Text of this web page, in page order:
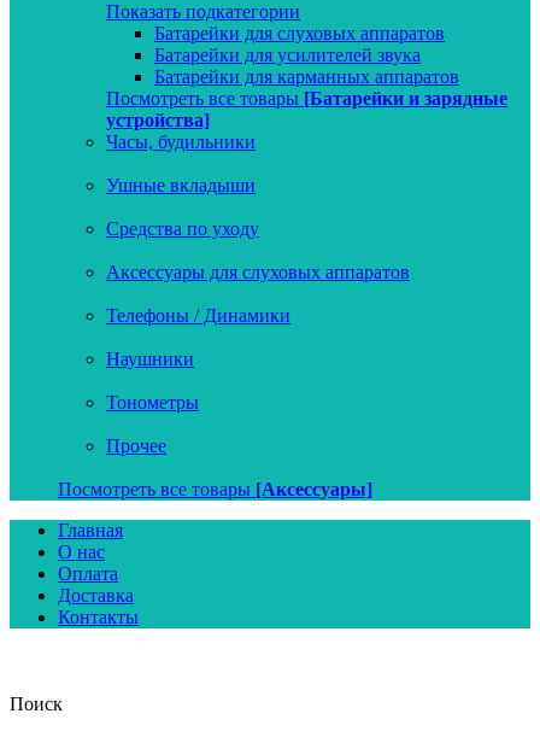
Показать подкатегории
Батарейки для слуховых аппаратов
Батарейки для усилителей звука
Батарейки для карманных аппаратов
Посмотреть все товары [Батарейки и зарядные
устройства]
Часы, будильники
Ушные вкладыши
Средства по уходу
Аксессуары для слуховых аппаратов
Телефоны / Динамики
Наушники
Тонометры
Прочее
Посмотреть все товары [Аксессуары]
Главная
О нас
Оплата
Доставка
Контакты
Поиск